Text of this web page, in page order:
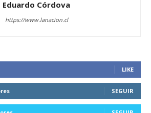
Eduardo Córdova
https://www.lanacion.cl
LIKE
SEGUIR